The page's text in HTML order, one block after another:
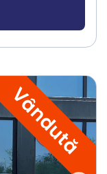
Vândută